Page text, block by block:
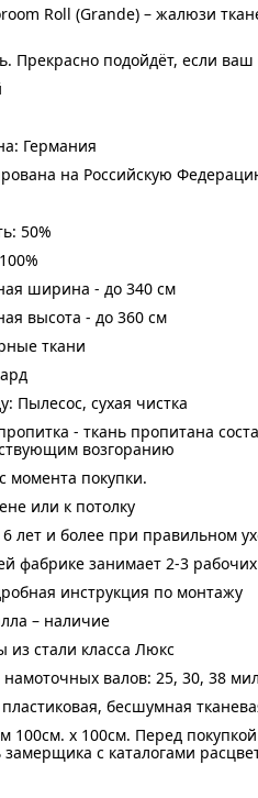
Roll (Grande) – жалюзи
Прекрасно подойдёт, если
Германия
на Российскую
50%
ширина - до 340 см
высота - до 360 см
ткани
Пылесос, сухая чистка
- ткань пропитана
возгоранию
момента покупки.
или к потолку
лет и более при правильном
фабрике занимает 2-3
инструкция по монтажу
– наличие
стали класса Люкс
валов: 25, 30, 38
бесшумная
100см. x 100см. Перед
с каталогами